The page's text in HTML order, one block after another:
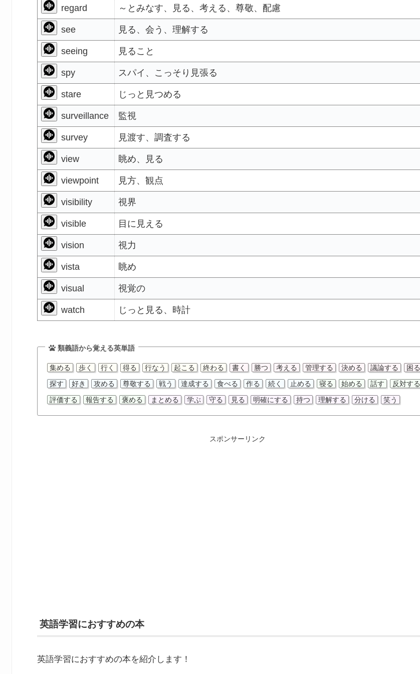
regard ～とみなす、見る、考える、尊敬、配慮
see 見る、会う、理解する
seeing 見ること
spy スパイ、こっそり見張る
stare じっと見つめる
surveillance 監視
survey 見渡す、調査する
view 眺め、見る
viewpoint 見方、観点
visibility 視界
visible 目に見える
vision 視力
vista 眺め
visual 視覚の
watch じっと見る、時計
類義語から覚える英単語
集める 歩く 行く 得る 行なう 起こる 終わる 書く 勝つ 考える 管理する 決める 議論する
困る
探す
好き 攻める 尊敬する 戦う 達成する 食べる 作る 続く 止める 寝る 始める 話す
反対する
評価する
報告する 褒める まとめる 学ぶ 守る 見る 明確にする 持つ 理解する 分ける 笑う
スポンサーリンク
英語学習におすすめの本
英語学習におすすめの本を紹介します！